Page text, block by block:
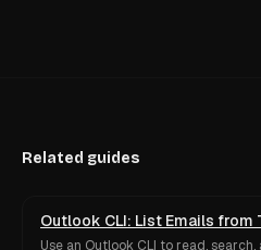
Related guides
Outlook CLI: List Emails from
Use an Outlook CLI to read,